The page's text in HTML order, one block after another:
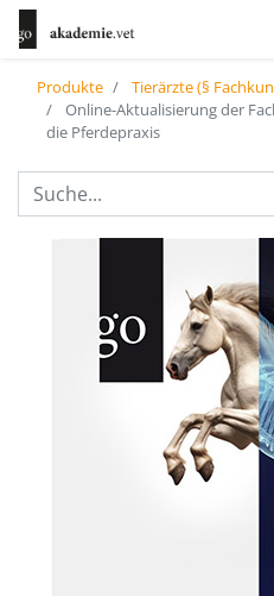
Produkte
Tierärzte (§
Online-Aktualisierung der
die Pferdepraxis